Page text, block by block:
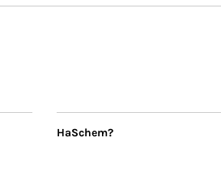
HaSchem?